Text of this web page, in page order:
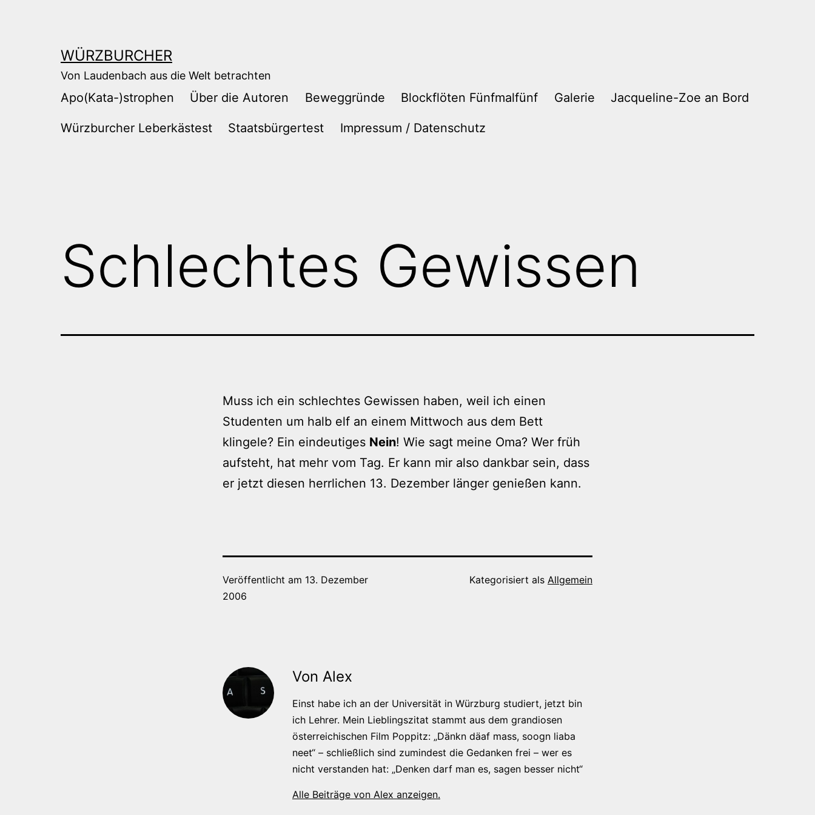
WÜRZBURCHER
Von Laudenbach aus die Welt betrachten
Apo(Kata-)strophen Über die Autoren Beweggründe Blockflöten Fünfmalfünf Galerie Jacqueline-Zoe an Bord
Würzburcher Leberkästest Staatsbürgertest Impressum / Datenschutz
Schlechtes Gewissen
Muss ich ein schlechtes Gewissen haben, weil ich einen
Studenten um halb elf an einem Mittwoch aus dem Bett
klingele? Ein eindeutiges Nein! Wie sagt meine Oma? Wer früh
aufsteht, hat mehr vom Tag. Er kann mir also dankbar sein, dass
er jetzt diesen herrlichen 13. Dezember länger genießen kann.
Veröffentlicht am 13. Dezember
2006
Kategorisiert als Allgemein
Von Alex
Einst habe ich an der Universität in Würzburg studiert, jetzt bin
ich Lehrer. Mein Lieblingszitat stammt aus dem grandiosen
österreichischen Film Poppitz: „Dänkn däaf mass, soogn liaba
neet“ – schließlich sind zumindest die Gedanken frei – wer es
nicht verstanden hat: „Denken darf man es, sagen besser nicht“
Alle Beiträge von Alex anzeigen.